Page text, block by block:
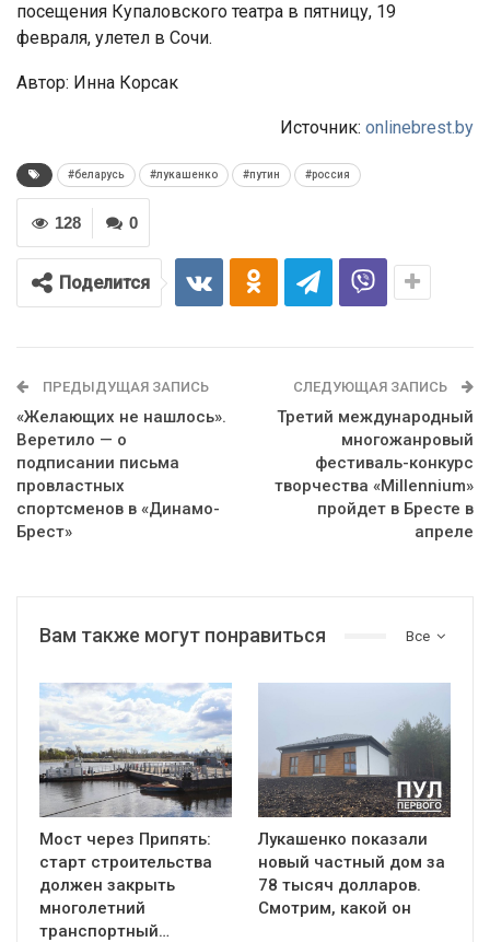
посещения Купаловского театра в пятницу, 19
февраля, улетел в Сочи.
Автор: Инна Корсак
Источник: onlinebrest.by
#беларусь #лукашенко #путин #россия
0
128
Поделится
ПРЕДЫДУЩАЯ ЗАПИСЬ
«Желающих не нашлось».
Веретило — о
подписании письма
провластных
спортсменов в «Динамо-
Брест»
СЛЕДУЮЩАЯ ЗАПИСЬ
Третий международный
многожанровый
фестиваль-конкурс
творчества «Millennium»
пройдет в Бресте в
апреле
Все
Вам также могут понравиться
Мост через Припять:
старт строительства
должен закрыть
многолетний
транспортный…
Лукашенко показали
новый частный дом за
78 тысяч долларов.
Смотрим, какой он